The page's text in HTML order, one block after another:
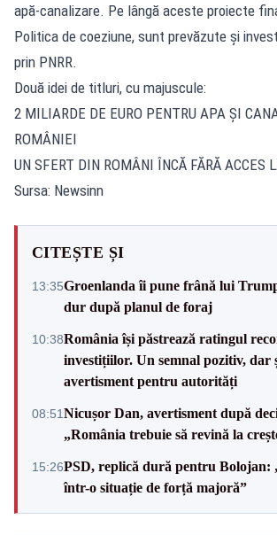
apă-canalizare. Pe lângă aceste proiecte
Politica de coeziune, sunt prevăzute și
prin PNRR.
Două idei de titluri, cu majuscule:
2 MILIARDE DE EURO PENTRU APA ȘI
ROMÂNIEI
UN SFERT DIN ROMÂNI ÎNCĂ FĂRĂ ACCES
Sursa: Newsinn
CITEȘTE ȘI
13:35Groenlanda îi pune frână lui
dur după planul de foraj
10:38România își păstrează ratingul
investițiilor. Un semnal pozitiv, dar
avertisment pentru autorități
08:51Nicușor Dan, avertisment după
„România trebuie să revină la
15:26PSD, replică dură pentru Bolojan:
într-o situație de forță majoră”